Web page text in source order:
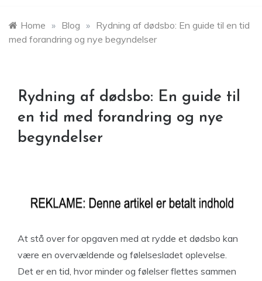
Home » Blog » Rydning af dødsbo: En guide til en tid
med forandring og nye begyndelser
Rydning af dødsbo: En guide til
en tid med forandring og nye
begyndelser
At stå over for opgaven med at rydde et dødsbo kan
være en overvældende og følelsesladet oplevelse.
Det er en tid, hvor minder og følelser flettes sammen